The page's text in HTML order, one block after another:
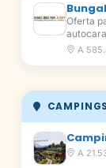
Oferta
A
A